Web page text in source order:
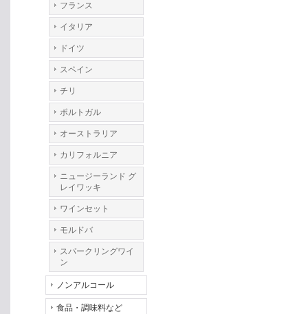
フランス
イタリア
ドイツ
スペイン
チリ
ポルトガル
オーストラリア
カリフォルニア
ニュージーランド グ
レイワッキ
ワインセット
モルドバ
スパークリングワイ
ン
ノンアルコール
食品・調味料など